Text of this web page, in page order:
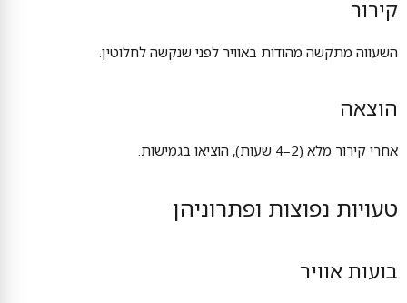
קירור
השעווה מתקשה מהודות באוויר לפני שנקשה לחלוטין.
הוצאה
אחרי קירור מלא (2–4 שעות), הוציאו בגמישות.
טעויות נפוצות ופתרוניהן
בועות אוויר